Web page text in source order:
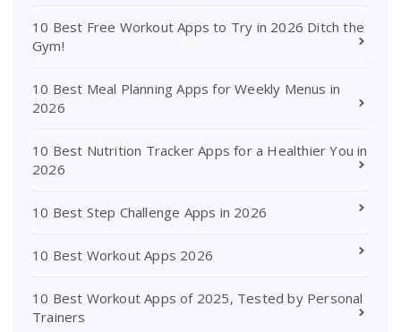
10 Best Free Workout Apps to Try in 2026 Ditch the
Gym!
10 Best Meal Planning Apps for Weekly Menus in
2026
10 Best Nutrition Tracker Apps for a Healthier You in
2026
10 Best Step Challenge Apps in 2026
10 Best Workout Apps 2026
10 Best Workout Apps of 2025, Tested by Personal
Trainers